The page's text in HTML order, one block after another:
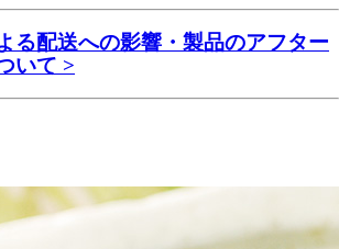
る配送への影響・製品のアフター
いて >